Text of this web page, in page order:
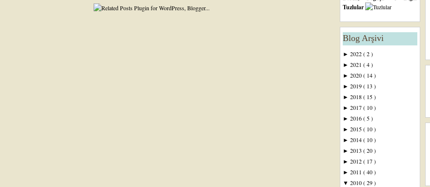
Tuzlular
Blog Arşivi
► 2022( 2 )
► 2021 ( 4 )
► 2020( 14 )
► 2019( 13 )
► 2018( 15 )
► 2017( 10 )
► 2016( 5 )
► 2015( 10 )
► 2014( 10 )
► 2013 ( 20 )
► 2012( 17 )
► 2011 ( 40 )
▼ 2010( 29 )